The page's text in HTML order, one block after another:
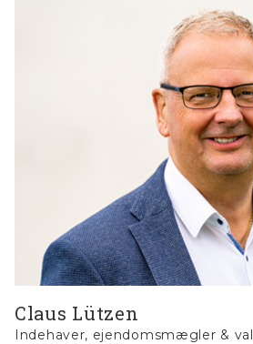
ejendommen finder man et bredt
indkøbsmuligheder og
at nyde både lokal gastronomi og
indkøbsmuligheder. Blåvand selv
indbydende atmosfære, hvor
går op i en højere enhed. Ud over
perfekte feriebase for dig selv, er
god investering med
Blåvand er et populært turistmål,
lejlighed vil du have en attraktiv
generere indtægter gennem
selv bruger boligen.
UDLEJNING.: Udlejningsaftale
Feriekompagniet. Lejeindtægt til
60.278,00
Claus Lützen
Indehaver, ejendomsmægler &